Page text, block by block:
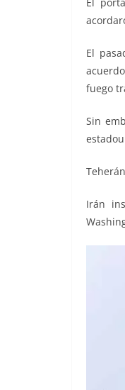
El
fuego
Sin
Irán